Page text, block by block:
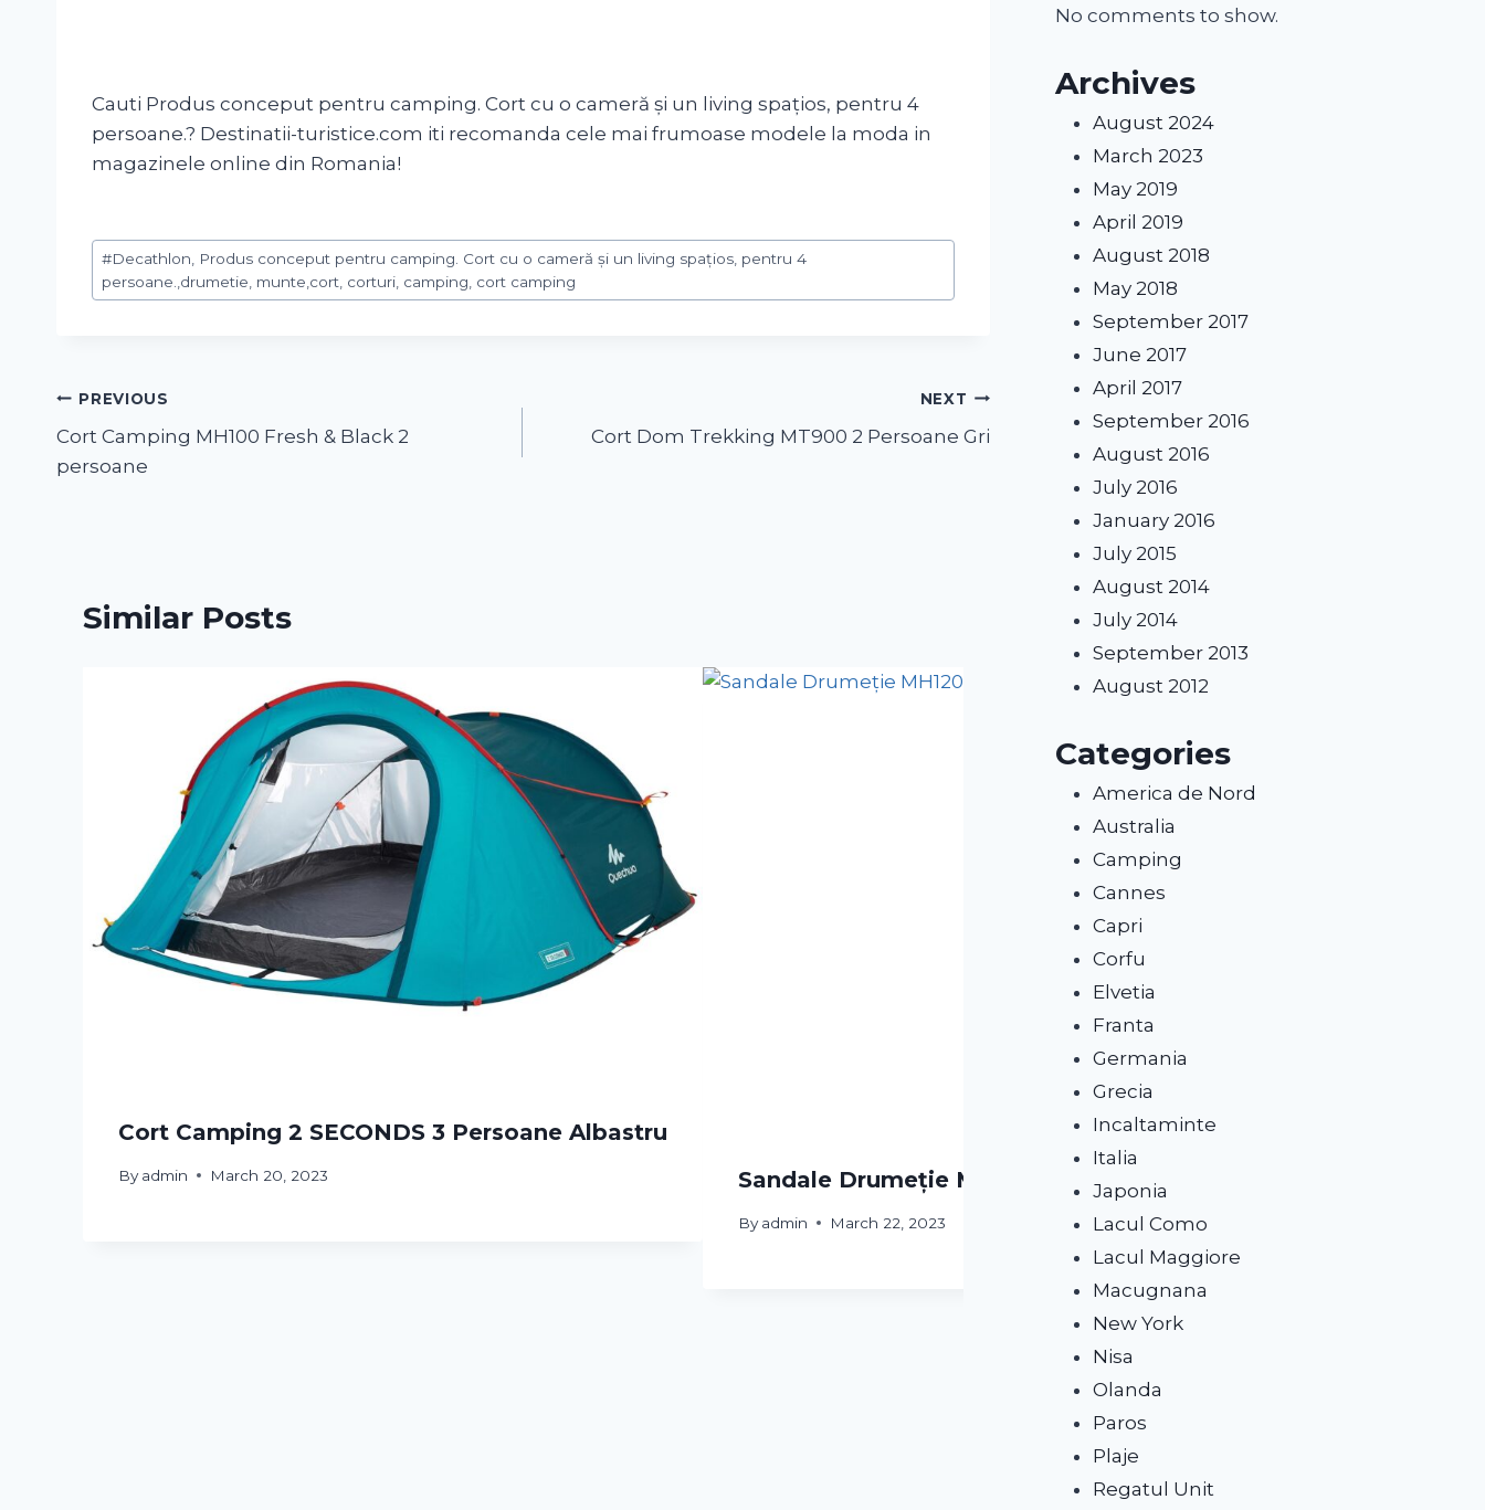
Cauti Produs conceput pentru camping. Cort cu o cameră și un living spațios, pentru 4
persoane.? Destinatii-turistice.com iti recomanda cele mai frumoase modele la moda in
magazinele online din Romania!
#Decathlon, Produs conceput pentru camping. Cort cu o cameră și un living spațios, pentru 4
persoane.,drumetie, munte,cort, corturi, camping, cort camping
PREVIOUS
Cort Camping MH100 Fresh & Black 2
persoane
NEXT
Cort Dom Trekking MT900 2 Persoane Gri
Similar Posts
Cort Camping 2 SECONDS 3 Persoane Albastru
By admin March 20, 2023 Sandale Drumeție MH120 Mărimi 28 – 39 Negru Copii
By admin March 22, 2023
No comments to show.
Archives
August 2024
March 2023
May 2019
April 2019
August 2018
May 2018
September 2017
June 2017
April 2017
September 2016
August 2016
July 2016
January 2016
July 2015
August 2014
July 2014
September 2013
August 2012
Categories
America de Nord
Australia
Camping
Cannes
Capri
Corfu
Elvetia
Franta
Germania
Grecia
Incaltaminte
Italia
Japonia
Lacul Como
Lacul Maggiore
Macugnana
New York
Nisa
Olanda
Paros
Plaje
Regatul Unit